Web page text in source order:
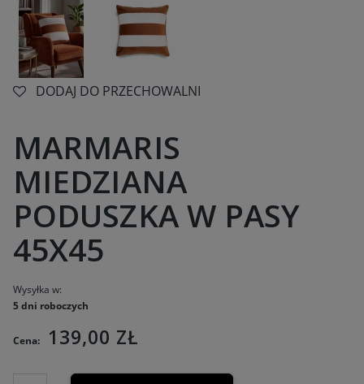
DODAJ DO PRZECHOWALNI
MARMARIS
MIEDZIANA
PODUSZKA W PASY
45X45
Wysyłka w:
5 dni roboczych
Cena: 139,00 ZŁ